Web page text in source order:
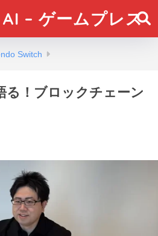
– ゲームプレス
Switch
る！ブロックチェーン